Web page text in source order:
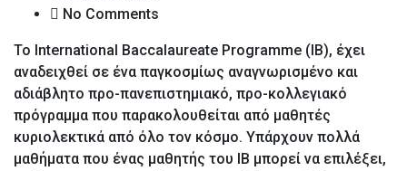
No Comments
Το International Baccalaureate Programme (IB), έχει
αναδειχθεί σε ένα παγκοσμίως αναγνωρισμένο και
αδιάβλητο προ-πανεπιστημιακό, προ-κολλεγιακό
πρόγραμμα που παρακολουθείται από μαθητές
κυριολεκτικά από όλο τον κόσμο. Υπάρχουν πολλά
μαθήματα που ένας μαθητής του ΙΒ μπορεί να επιλέξει,